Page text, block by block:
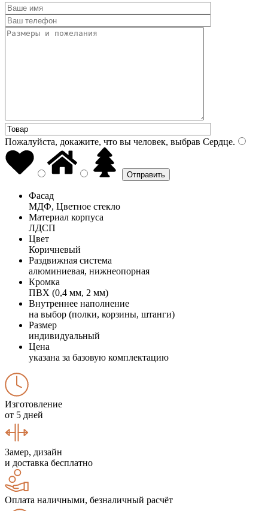
Пожалуйста, докажите, что вы человек, выбрав Сердце.
Фасад
МДФ, Цветное стекло
Материал корпуса
ЛДСП
Цвет
Коричневый
Раздвижная система
алюминиевая, нижнеопорная
Кромка
ПВХ (0,4 мм, 2 мм)
Внутреннее наполнение
на выбор (полки, корзины, штанги)
Размер
индивидуальный
Цена
указана за базовую комплектацию
Изготовление
от 5 дней
Замер, дизайн
и доставка бесплатно
Оплата наличными, безналичный расчёт